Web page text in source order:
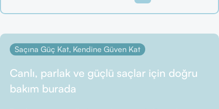
Saçına Güç Kat, Kendine Güven Kat
Canlı, parlak ve güçlü saçlar için doğru
bakım burada